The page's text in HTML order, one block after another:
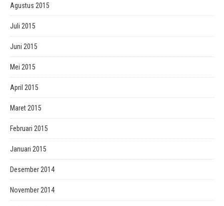
Agustus 2015
Juli 2015
Juni 2015
Mei 2015
April 2015
Maret 2015
Februari 2015
Januari 2015
Desember 2014
November 2014